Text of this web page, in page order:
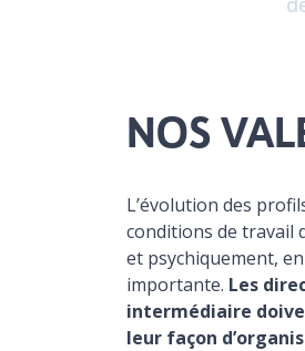
NOS
L’évolution des
conditions de travail
et psychiquement,
importante. Les
intermédiaire
leur façon